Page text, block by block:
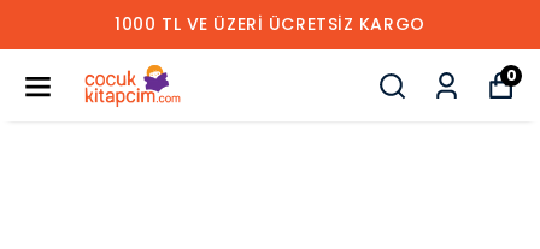
1000 TL VE ÜZERİ ÜCRETSİZ KARGO
0